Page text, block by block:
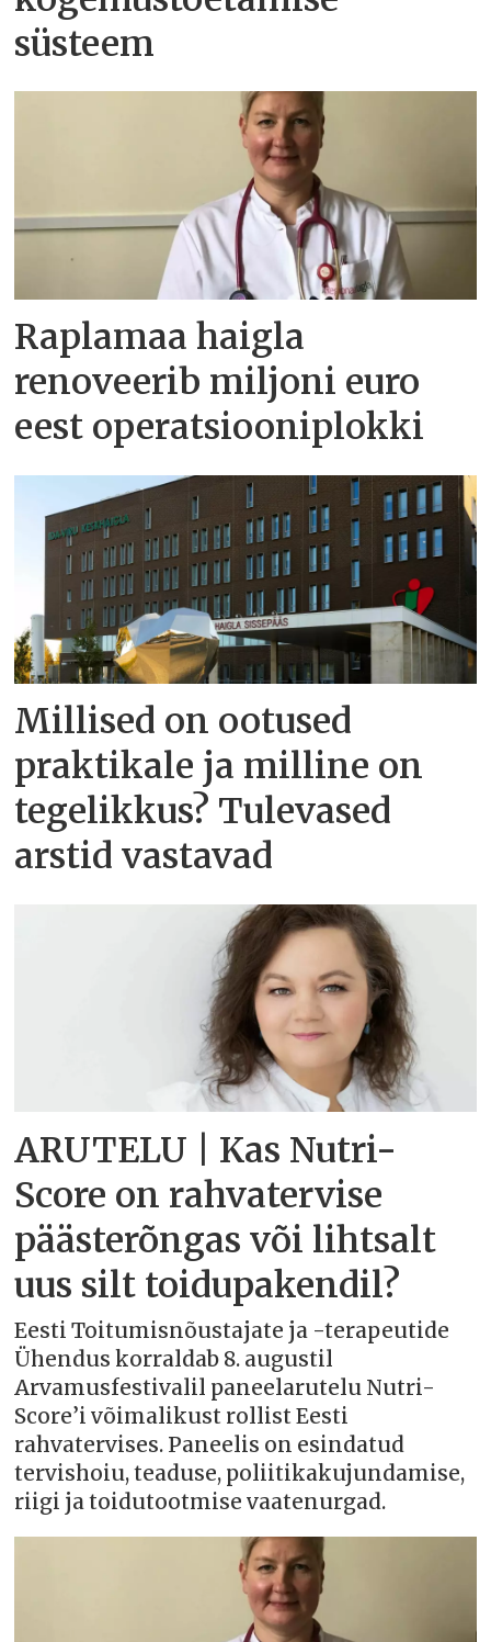
süsteem
Raplamaa haigla
renoveerib miljoni euro
eest operatsiooniplokki
Millised on ootused
praktikale ja milline on
tegelikkus? Tulevased
arstid vastavad
ARUTELU | Kas Nutri-
Score on rahvatervise
päästerõngas või lihtsalt
uus silt toidupakendil?
Eesti Toitumisnõustajate ja -terapeutide
Ühendus korraldab 8. augustil
Arvamusfestivalil paneelarutelu Nutri-
Score’i võimalikust rollist Eesti
rahvatervises. Paneelis on esindatud
tervishoiu, teaduse, poliitikakujundamise,
riigi ja toidutootmise vaatenurgad.